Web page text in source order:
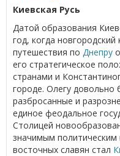
Киевская Русь
Датой образования
год, когда
путешествия по Днепру
его стратегическое
странами и
городе. Олегу довольно
разбросанные и
единое феодальное
Столицей
значимым
восточных славян стал